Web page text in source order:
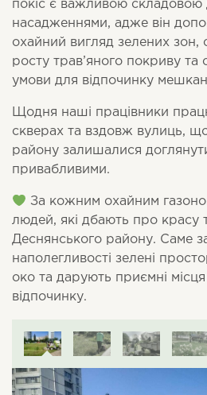
покіс є важливою складовою
насадженнями, адже він
охайний вигляд зелених зон,
росту трав’яного покриву
умови для відпочинку
Щодня наші працівники
скверах та вздовж вулиць,
району залишалися
привабливими.
За кожним охайним
людей, які дбають про красу
Деснянського району. Саме
наполегливості зелені
око та дарують приємні
відпочинку.